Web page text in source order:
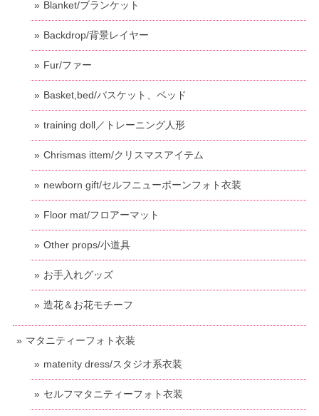
Blanket/ブランケット
Backdrop/背景レイヤー
Fur/ファー
Basket,bed/バスケット、ベッド
training doll／トレーニング人形
Chrismas ittem/クリスマスアイテム
newborn gift/セルフニューボーンフォト衣装
Floor mat/フロアーマット
Other props/小道具
お手入れグッズ
造花＆お花モチーフ
マタニティーフォト衣装
matenity dress/スタジオ系衣装
セルフマタニティーフォト衣装